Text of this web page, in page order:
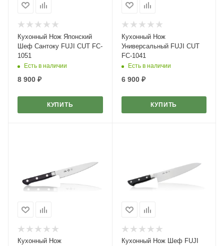
Кухонный Нож Японский
Шеф Сантоку FUJI CUT FC-
1051
Есть в наличии
8 900 ₽
КУПИТЬ
Кухонный Нож
Универсальный FUJI CUT
FC-1041
Есть в наличии
6 900₽
КУПИТЬ
Кухонный Нож
Кухонный Нож Шеф FUJI